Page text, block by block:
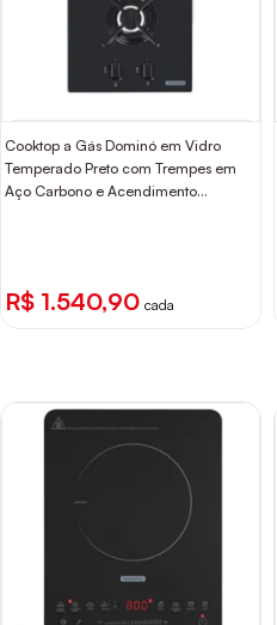
Cooktop a Gás Dominó em Vidro
Temperado Preto com Trempes em
Aço Carbono e Acendimento
R$ 1.540,90 cada